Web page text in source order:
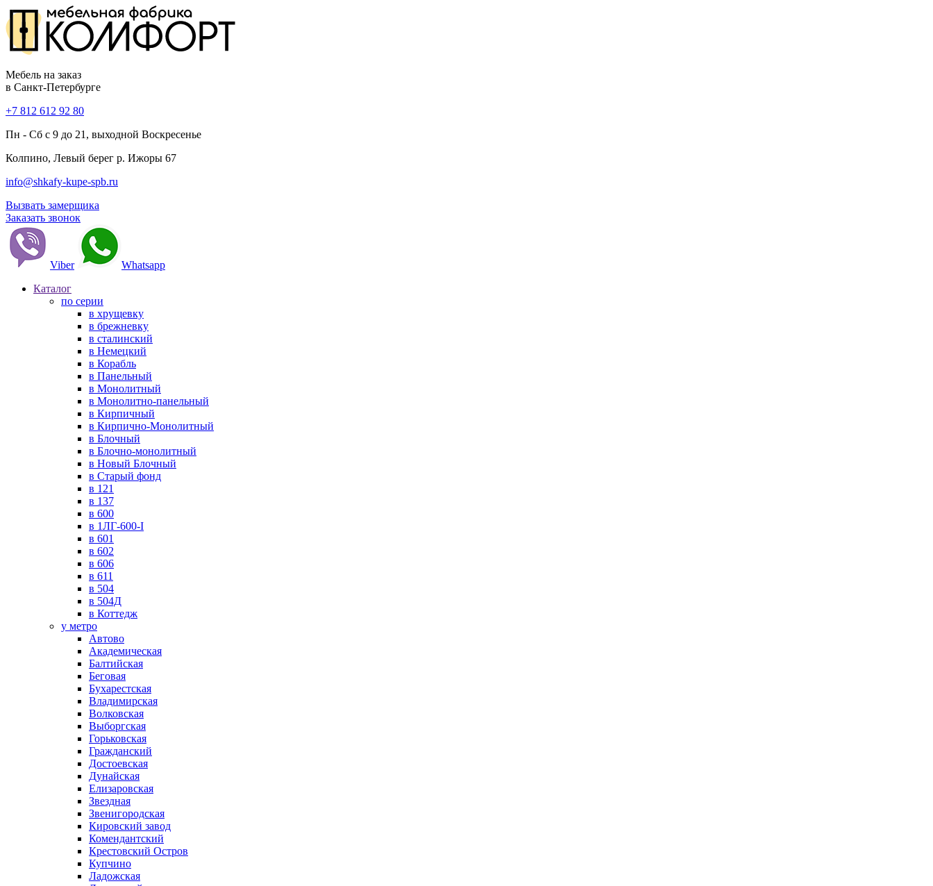
Мебель на заказ
в Санкт-Петербурге
+7 812 612 92 80
Пн - Сб с 9 до 21, выходной Воскресенье
Колпино, Левый берег р. Ижоры 67
info@shkafy-kupe-spb.ru
Вызвать замерщика
Заказать звонок
Viber
Whatsapp
Каталог
по серии
в хрущевку
в брежневку
в сталинский
в Немецкий
в Корабль
в Панельный
в Монолитный
в Монолитно-панельный
в Кирпичный
в Кирпично-Монолитный
в Блочный
в Блочно-монолитный
в Новый Блочный
в Старый фонд
в 121
в 137
в 600
в 1ЛГ-600-I
в 601
в 602
в 606
в 611
в 504
в 504Д
в Коттедж
у метро
Автово
Академическая
Балтийская
Беговая
Бухарестская
Владимирская
Волковская
Выборгская
Горьковская
Гражданский
Достоевская
Дунайская
Елизаровская
Звездная
Звенигородская
Кировский завод
Комендантский
Крестовский Остров
Купчино
Ладожская